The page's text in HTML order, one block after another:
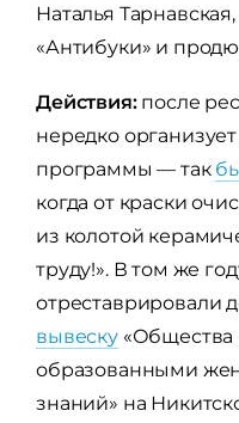
Наталья
«Антибуки» и
Действия:после
нередко
программы — так
когда от краски
из колотой
труду!». В том же
отреставрировали
вывеску«Общества
образованными
знаний» на